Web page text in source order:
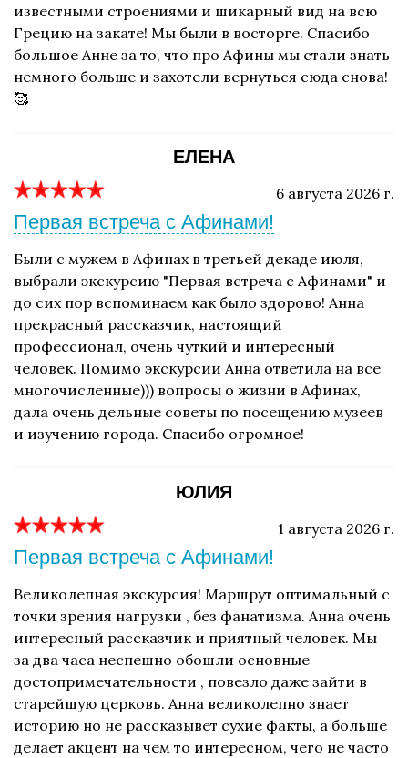
известными строениями и шикарный вид на всю
Грецию на закате! Мы были в восторге. Спасибо
большое Анне за то, что про Афины мы стали знать
немного больше и захотели вернуться сюда снова!
🥰
ЕЛЕНА
6 августа 2026 г.
Первая встреча с Афинами!
Были с мужем в Афинах в третьей декаде июля,
выбрали экскурсию "Первая встреча с Афинами" и
до сих пор вспоминаем как было здорово! Анна
прекрасный рассказчик, настоящий
профессионал, очень чуткий и интересный
человек. Помимо экскурсии Анна ответила на все
многочисленные))) вопросы о жизни в Афинах,
дала очень дельные советы по посещению музеев
и изучению города. Спасибо огромное!
ЮЛИЯ
1 августа 2026 г.
Первая встреча с Афинами!
Великолепная экскурсия! Маршрут оптимальный с
точки зрения нагрузки , без фанатизма. Анна очень
интересный рассказчик и приятный человек. Мы
за два часа неспешно обошли основные
достопримечательности , повезло даже зайти в
старейшую церковь. Анна великолепно знает
историю но не рассказывет сухие факты, а больше
делает акцент на чем то интересном, чего не часто